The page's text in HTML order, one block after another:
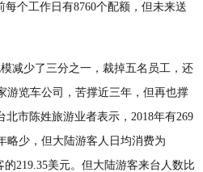
每个工作日有8760个配额，但未来送
减少了三分之一，裁掉五名员工，还
游览车公司，苦撑近三年，但再也撑
北市陈姓旅游业者表示，2018年有269
略少，但大陆游客人日均消费为
219.35美元。但大陆游客来台人数比